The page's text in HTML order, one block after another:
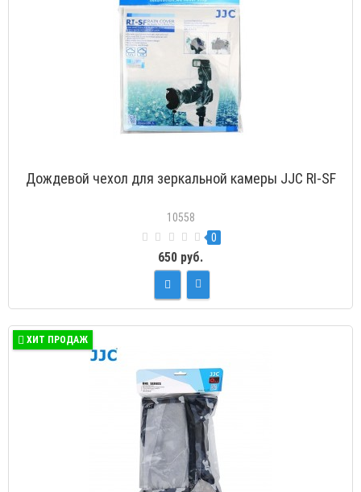
Дождевой чехол для зеркальной камеры JJC RI-SF
10558
0
650 руб.
ХИТ ПРОДАЖ